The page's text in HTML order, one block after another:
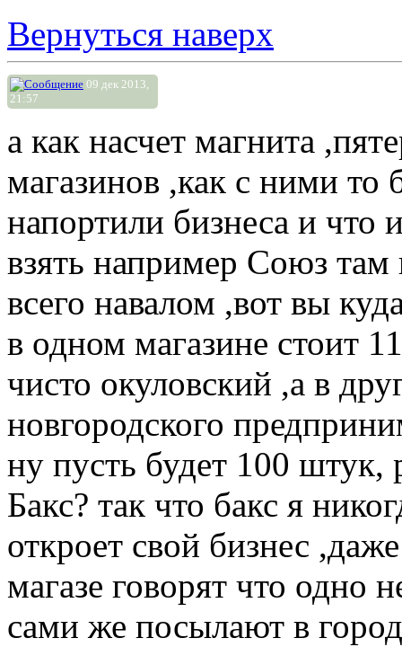
Вернуться наверх
09 дек 2013,
21:57
а как насчет магнита
магазинов ,как с ними
напортили бизнеса и что
взять например Союз
всего навалом ,вот вы
в одном магазине стоит
чисто окуловский ,а в
новгородского
ну пусть будет 100 штук,
Бакс? так что бакс я
откроет свой бизнес
магазе говорят что одно
сами же посылают в